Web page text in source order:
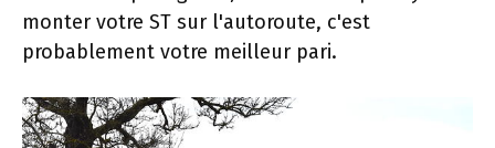
monter votre ST sur l'autoroute, c'est
probablement votre meilleur pari.